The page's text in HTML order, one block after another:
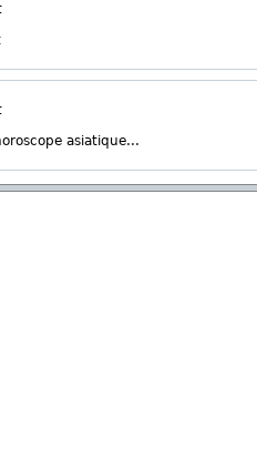
asiatique...